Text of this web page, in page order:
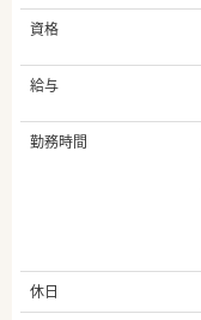
資格
給与
勤務時間
休日